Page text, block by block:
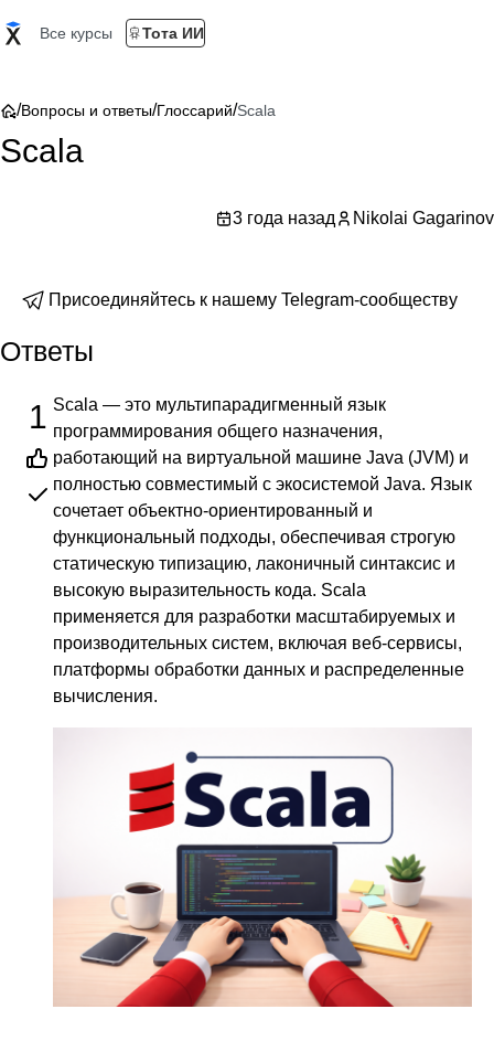
Все курсы Тота ИИ
/Вопросы и ответы/Глоссарий/Scala
Scala
3 года назад Nikolai Gagarinov
Присоединяйтесь к нашему Telegram-сообществу
Ответы
1 Scala — это мультипарадигменный язык
программирования общего назначения,
работающий на виртуальной машине Java (JVM) и
полностью совместимый с экосистемой Java. Язык
сочетает объектно-ориентированный и
функциональный подходы, обеспечивая строгую
статическую типизацию, лаконичный синтаксис и
высокую выразительность кода. Scala
применяется для разработки масштабируемых и
производительных систем, включая веб-сервисы,
платформы обработки данных и распределенные
вычисления.